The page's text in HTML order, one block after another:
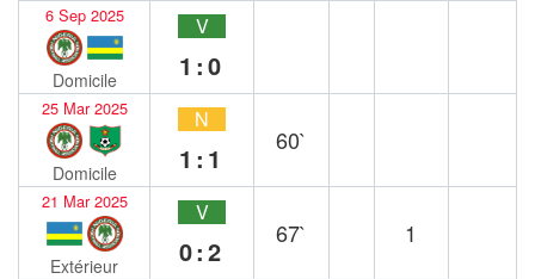
6 Sep 2025
Domicile
V
1:0
25 Mar 2025
Domicile
N
1:1
60`
21 Mar 2025
Extérieur
V
0:2
67` 1